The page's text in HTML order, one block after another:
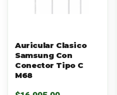
Auricular Clasico
Samsung Con
Conector Tipo C
M68